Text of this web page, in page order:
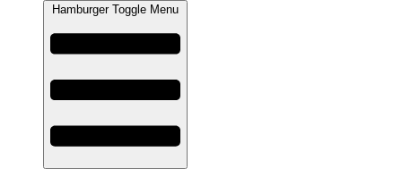
Hamburger Toggle Menu